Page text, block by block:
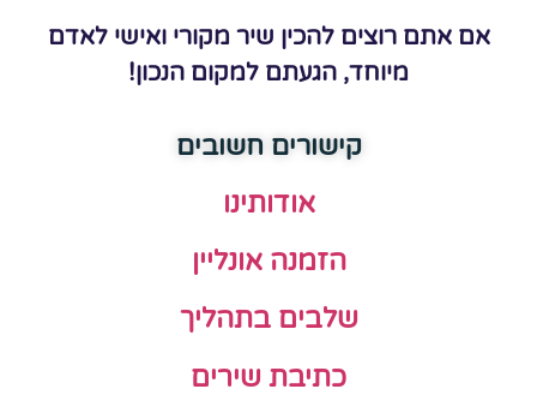
אם אתם רוצים להכין שיר מקורי ואישי לאדם
מיוחד, הגעתם למקום הנכון!
קישורים חשובים
אודותינו
הזמנה אונליין
שלבים בתהליך
כתיבת שירים